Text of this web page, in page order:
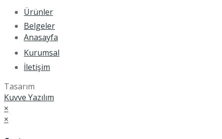
Ürünler
Belgeler
Anasayfa
Kurumsal
İletişim
Tasarım
Kuvve Yazılım
×
×